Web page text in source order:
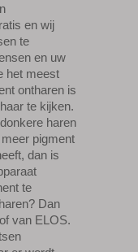
en wij
te
en uw
het meest
ontharen is
te kijken.
haren
pigment
dan is
te
Dan
van ELOS.